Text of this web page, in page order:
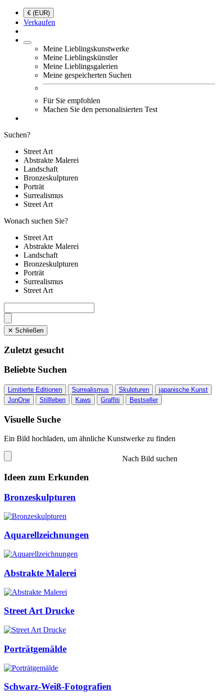
€ (EUR)
Verkaufen
Meine Lieblingskunstwerke
Meine Lieblingskünstler
Meine Lieblingsgalerien
Meine gespeicherten Suchen
Für Sie empfohlen
Machen Sie den personalisierten Test
Suchen?
Street Art
Abstrakte Malerei
Landschaft
Bronzeskulpturen
Porträt
Surrealismus
Street Art
Wonach suchen Sie?
Street Art
Abstrakte Malerei
Landschaft
Bronzeskulpturen
Porträt
Surrealismus
Street Art
✕ Schließen
Zuletzt gesucht
Beliebte Suchen
Limitierte Editionen Surrealismus Skulpturen
japanische Kunst
JonOne
Stillleben Kaws Graffiti Bestseller
Visuelle Suche
Ein Bild hochladen, um ähnliche Kunstwerke zu finden
Nach Bild suchen
Ideen zum Erkunden
Bronzeskulpturen
Aquarellzeichnungen
Abstrakte Malerei
Street Art Drucke
Porträtgemälde
Schwarz-Weiß-Fotografien